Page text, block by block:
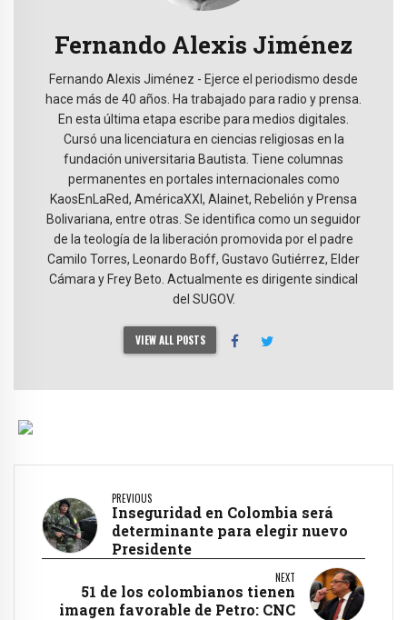
Fernando Alexis Jiménez
Fernando Alexis Jiménez - Ejerce el periodismo desde
hace más de 40 años. Ha trabajado para radio y prensa.
En esta última etapa escribe para medios digitales.
Cursó una licenciatura en ciencias religiosas en la
fundación universitaria Bautista. Tiene columnas
permanentes en portales internacionales como
KaosEnLaRed, AméricaXXI, Alainet, Rebelión y Prensa
Bolivariana, entre otras. Se identifica como un seguidor
de la teología de la liberación promovida por el padre
Camilo Torres, Leonardo Boff, Gustavo Gutiérrez, Elder
Cámara y Frey Beto. Actualmente es dirigente sindical
del SUGOV.
VIEW ALL POSTS
PREVIOUS
Inseguridad en Colombia será
determinante para elegir nuevo
Presidente
NEXT
51 de los colombianos tienen
imagen favorable de Petro: CNC